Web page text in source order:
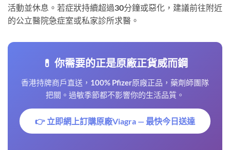
活動並休息。若症狀持續超過30分鐘或惡化，建議前往附近
的公立醫院急症室或私家診所求醫。
💊 你需要的正是原廠正貨威而鋼
香港持牌商戶直送，100% Pfizer原廠正品，藥劑師團隊
把關。過敏季節都不影響你的生活品質。
👉 立即網上訂購原廠Viagra — 最快今日送達